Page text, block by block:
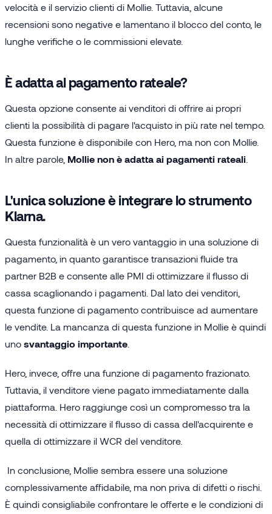
velocità e il servizio clienti di Mollie. Tuttavia, alcune
recensioni sono negative e lamentano il blocco del conto, le
lunghe verifiche o le commissioni elevate.
È adatta al pagamento rateale?
Questa opzione consente ai venditori di offrire ai propri
clienti la possibilità di pagare l'acquisto in più rate nel tempo.
Questa funzione è disponibile con Hero, ma non con Mollie.
In altre parole, Mollie non è adatta ai pagamenti rateali
L'unica soluzione è integrare lo strumento
Klarna.
Questa funzionalità è un vero vantaggio in una soluzione di
pagamento, in quanto garantisce transazioni fluide tra
partner B2B e consente alle PMI di ottimizzare il flusso di
cassa scaglionando i pagamenti. Dal lato dei venditori,
questa funzione di pagamento contribuisce ad aumentare
le vendite. La mancanza di questa funzione in Mollie è quindi
uno svantaggio importante
Hero, invece, offre una funzione di pagamento frazionato.
Tuttavia, il venditore viene pagato immediatamente dalla
piattaforma. Hero raggiunge così un compromesso tra la
necessità di ottimizzare il flusso di cassa dell'acquirente e
quella di ottimizzare il WCR del venditore.
In conclusione, Mollie sembra essere una soluzione
complessivamente affidabile, ma non priva di difetti o rischi.
È quindi consigliabile confrontare le offerte e le condizioni di